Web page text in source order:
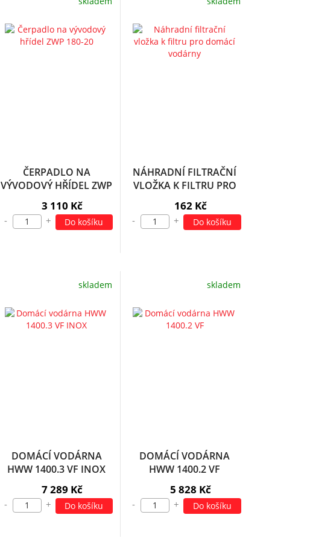
ČERPADLO NA
VÝVODOVÝ HŘÍDEL ZWP
3 110 Kč
- + Do košíku
NÁHRADNÍ FILTRAČNÍ
VLOŽKA K FILTRU PRO
DOMÁCÍ VODÁRNY
162 Kč
- + Do košíku
skladem
DOMÁCÍ VODÁRNA
HWW 1400.3 VF INOX
7 289 Kč
- + Do košíku
skladem
DOMÁCÍ VODÁRNA
HWW 1400.2 VF
5 828 Kč
- + Do košíku